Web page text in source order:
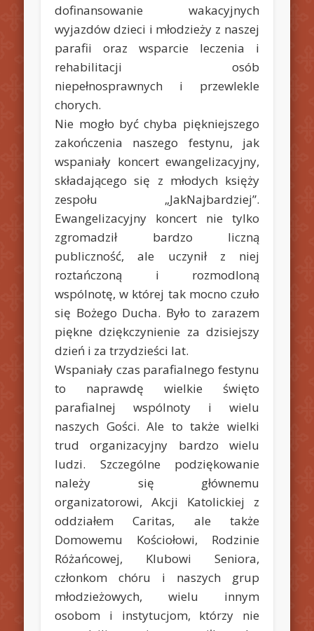
dofinansowanie wakacyjnych
wyjazdów dzieci i młodzieży z naszej
parafii oraz wsparcie leczenia i
rehabilitacji osób
niepełnosprawnych i przewlekle
chorych.
Nie mogło być chyba piękniejszego
zakończenia naszego festynu, jak
wspaniały koncert ewangelizacyjny,
składającego się z młodych księży
zespołu „JakNajbardziej”.
Ewangelizacyjny koncert nie tylko
zgromadził bardzo liczną
publiczność, ale uczynił z niej
roztańczoną i rozmodloną
wspólnotę, w której tak mocno czuło
się Bożego Ducha. Było to zarazem
piękne dziękczynienie za dzisiejszy
dzień i za trzydzieści lat.
Wspaniały czas parafialnego festynu
to naprawdę wielkie święto
parafialnej wspólnoty i wielu
naszych Gości. Ale to także wielki
trud organizacyjny bardzo wielu
ludzi. Szczególne podziękowanie
należy się głównemu
organizatorowi, Akcji Katolickiej z
oddziałem Caritas, ale także
Domowemu Kościołowi, Rodzinie
Różańcowej, Klubowi Seniora,
członkom chóru i naszych grup
młodzieżowych, wielu innym
osobom i instytucjom, którzy nie